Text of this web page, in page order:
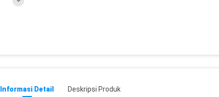
Informasi Detail Deskripsi Produk